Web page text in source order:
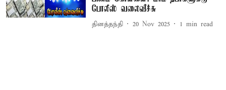
போலீஸ் வலைவீச்சு
தினத்தந்தி 20 Nov 2025 1 min read